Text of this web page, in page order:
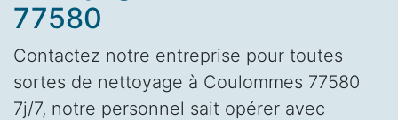
77580
Contactez notre entreprise pour toutes
sortes de nettoyage à Coulommes 77580
7j/7, notre personnel sait opérer avec